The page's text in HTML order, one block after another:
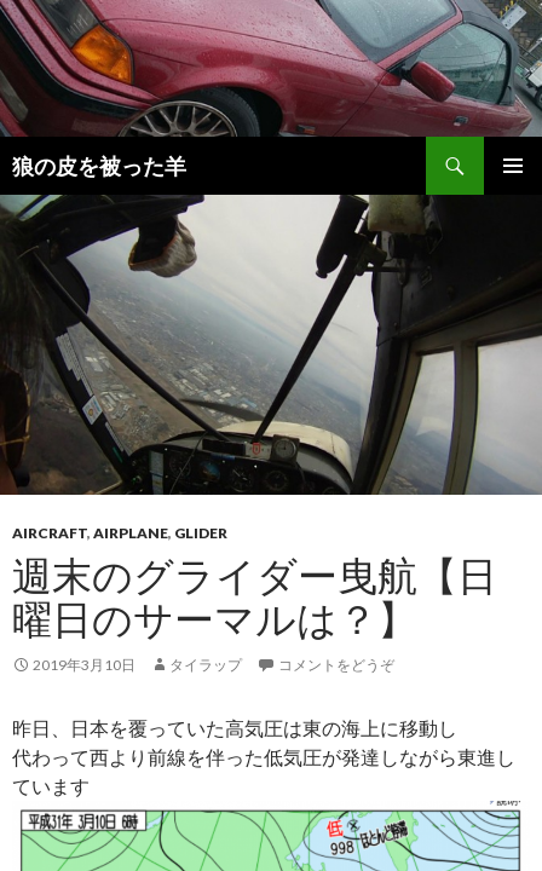
狼の皮を被った羊
検
索
ン
ン
動
AIRCRAFT, AIRPLANE, GLIDER
週末のグライダー曳航【日
曜日のサーマルは？】
2019年3月10日 タイラップ コメントをどうぞ
昨日、日本を覆っていた高気圧は東の海上に移動し
代わって西より前線を伴った低気圧が発達しながら東進し
ています